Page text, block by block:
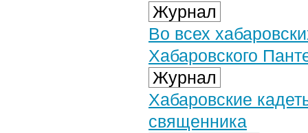
Журнал
Во всех
Хабаровского
Журнал
Хабаровские
священника